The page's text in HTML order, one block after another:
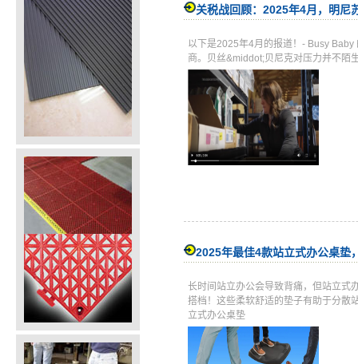
关税战回顾：2025年4月，明尼
以下是2025年4月的报道！- Busy
商。贝丝&middot;贝尼克对压力并不陌
2025年最佳4款站立式办公桌垫
长时间站立办公会导致背痛，但站立式
搭档！这些柔软舒适的垫子有助于分散
立式办公桌垫